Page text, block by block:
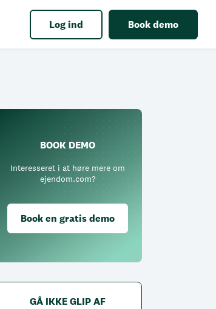
Log ind Book demo
BOOK DEMO
Interesseret i at høre mere om
ejendom.com?
Book en gratis demo
GÅ IKKE GLIP AF